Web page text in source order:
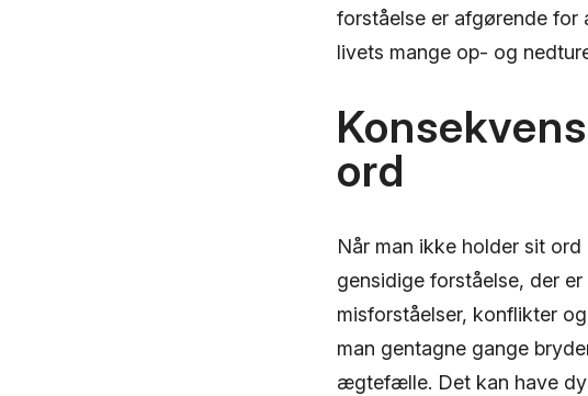
forståelse er afgørende for
livets mange op- og
ord
Når man ikke holder sit
gensidige forståelse, der
misforståelser, konflikter
man gentagne gange
ægtefælle. Det kan have